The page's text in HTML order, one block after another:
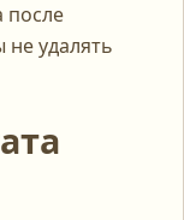
после
удалять